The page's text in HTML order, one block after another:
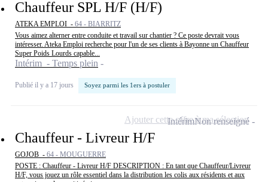
Chauffeur SPL H/F (H/F)
ATEKA EMPLOI - 64 - BIARRITZ
Vous aimez alterner entre conduite et travail sur chantier ? Ce poste devrait vous
intéresser. Ateka Emploi recherche pour l'un de ses clients à Bayonne un Chauffeur
Super Poids Lourds capable...
Intérim - Temps plein
Publié il y a 17 jours Soyez parmi les 1ers à postuler
Chauffeur - Livreur H/F
GOJOB - 64 - MOUGUERRE
POSTE : Chauffeur - Livreur H/F DESCRIPTION : En tant que Chauffeur/Livreur
H/F, vous jouez un rôle essentiel dans la distribution les colis aux résidents et aux
IntérimNon renseigné
Ajouter cette offre à ma sélection